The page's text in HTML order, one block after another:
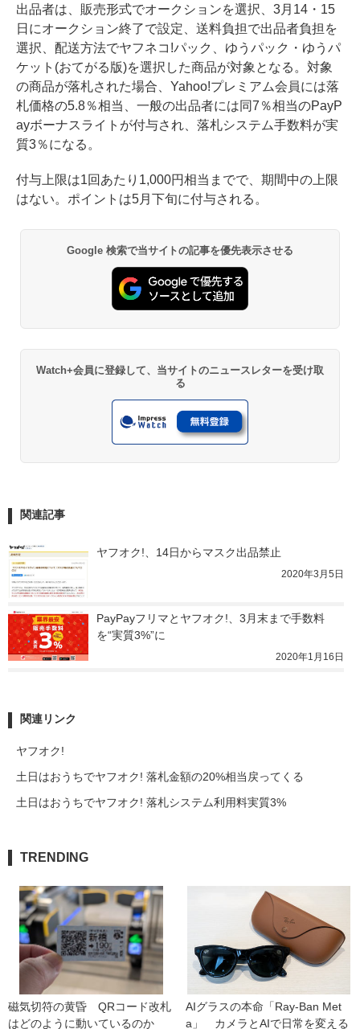
出品者は、販売形式でオークションを選択、3月14・15
日にオークション終了で設定、送料負担で出品者負担を
選択、配送方法でヤフネコ!パック、ゆうパック・ゆうパ
ケット(おてがる版)を選択した商品が対象となる。対象
の商品が落札された場合、Yahoo!プレミアム会員には落
札価格の5.8％相当、一般の出品者には同7％相当のPayP
ayボーナスライトが付与され、落札システム手数料が実
質3％になる。
付与上限は1回あたり1,000円相当までで、期間中の上限
はない。ポイントは5月下旬に付与される。
Google 検索で当サイトの記事を優先表示させる
Watch+会員に登録して、当サイトのニュースレターを受け取
る
関連記事
ヤフオク!、14日からマスク出品禁止
2020年3月5日
PayPayフリマとヤフオク!、3月末まで手数料
を“実質3%”に
2020年1月16日
関連リンク
ヤフオク!
土日はおうちでヤフオク! 落札金額の20%相当戻ってくる
土日はおうちでヤフオク! 落札システム利用料実質3%
TRENDING
磁気切符の黄昏　QRコード改札
はどのように動いているのか
AIグラスの本命「Ray-Ban Met
a」　カメラとAIで日常を変える